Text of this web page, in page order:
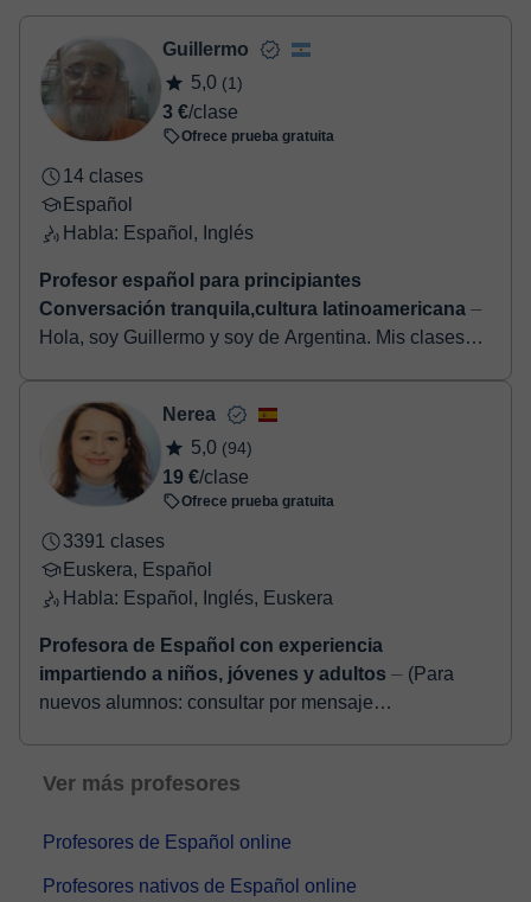
Una vez realices el pago de la clase, recibirás un e-mail de
confirmación de la reserva.
Guillermo
5,0 (1)
3 €/clase
Ofrece prueba gratuita
14 clases
Español
Habla: Español, Inglés
Profesor español para principiantes
Conversación tranquila,cultura latinoamericana ⏤
Hola, soy Guillermo y soy de Argentina. Mis clases
gus...
Nerea
5,0 (94)
19 €/clase
Ofrece prueba gratuita
3391 clases
Euskera, Español
Habla: Español, Inglés, Euskera
Profesora de Español con experiencia
impartiendo a niños, jóvenes y adultos ⏤ (Para
nuevos alumnos: consultar por mensaje
Ver más profesores
Profesores de Español online
Profesores nativos de Español online